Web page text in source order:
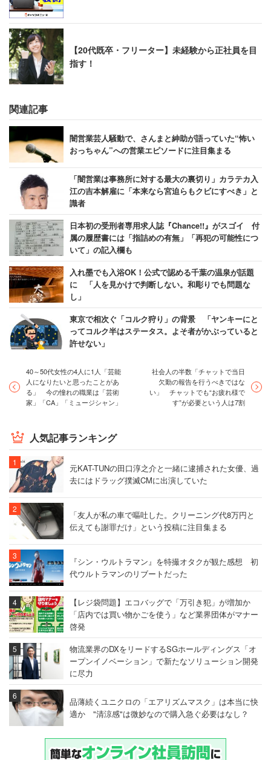
【20代既卒・フリーター】未経験から正社員を目
指す！
関連記事
闇営業芸人騒動で、さんまと紳助が語っていた“怖い
おっちゃん”への営業エピソードに注目集まる
「闇営業は事務所に対する最大の裏切り」カラテカ入
江の吉本解雇に「本来なら宮迫らもクビにすべき」と
識者
日本初の受刑者専用求人誌『Chance!!』がスゴイ 付
属の履歴書には「指詰めの有無」「再犯の可能性につ
いて」の記入欄も
入れ墨でも入浴OK！公式で認める千葉の温泉が話題
に 「人を見かけで判断しない。和彫りでも問題な
し」
東京で相次ぐ「コルク狩り」の背景 「ヤンキーにと
ってコルク半はステータス。よそ者がかぶっていると
許せない」
40～50代女性の4人に1人「芸能
人になりたいと思ったことがあ
る」 今の憧れの職業は「芸術
家」「CA」「ミュージシャン」
社会人の半数「チャットで当日
欠勤の報告を行うべきではな
い」 チャットでも“お疲れ様で
す”が必要という人は7割
人気記事ランキング
元KAT-TUNの田口淳之介と一緒に逮捕された女優、過
去にはドラッグ撲滅CMに出演していた
「友人が私の車で嘔吐した。クリーニング代8万円と
伝えても謝罪だけ」という投稿に注目集まる
『シン・ウルトラマン』を特撮オタクが観た感想 初
代ウルトラマンのリブートだった
【レジ袋問題】エコバッグで「万引き犯」が増加か
「店内では買い物かごを使う」など業界団体がマナー
啓発
物流業界のDXをリードするSGホールディングス「オ
ープンイノベーション」で新たなソリューション開発
に尽力
品薄続くユニクロの「エアリズムマスク」は本当に快
適か "清涼感"は微妙なので購入急ぐ必要はなし？